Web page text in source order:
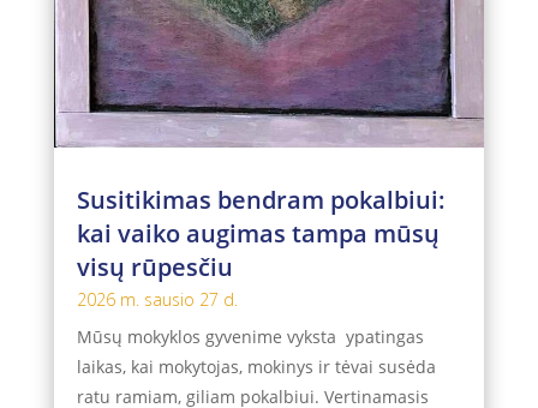
Susitikimas bendram pokalbiui:
kai vaiko augimas tampa mūsų
visų rūpesčiu
2026 m. sausio 27 d.
Mūsų mokyklos gyvenime vyksta ypatingas
laikas, kai mokytojas, mokinys ir tėvai susėda
ratu ramiam, giliam pokalbiui. Vertinamasis